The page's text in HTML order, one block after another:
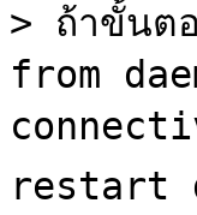
> ถ้าขั้น
from
restart